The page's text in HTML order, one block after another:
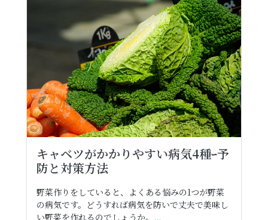
キャベツがかかりやすい病気4種ｰ予
防と対策方法
野菜作りをしていると、よくある悩みの1つが野菜
の病気です。どうすれば病気を防いで丈夫で美味し
い野菜を作れるのでしょうか。 ...